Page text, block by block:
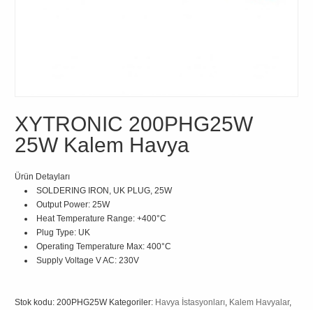
XYTRONIC 200PHG25W
25W Kalem Havya
Ürün Detayları
SOLDERING IRON, UK PLUG, 25W
Output Power: 25W
Heat Temperature Range: +400°C
Plug Type: UK
Operating Temperature Max: 400°C
Supply Voltage V AC: 230V
Stok kodu:200PHG25W Kategoriler: Havya İstasyonları Kalem Havyalar,